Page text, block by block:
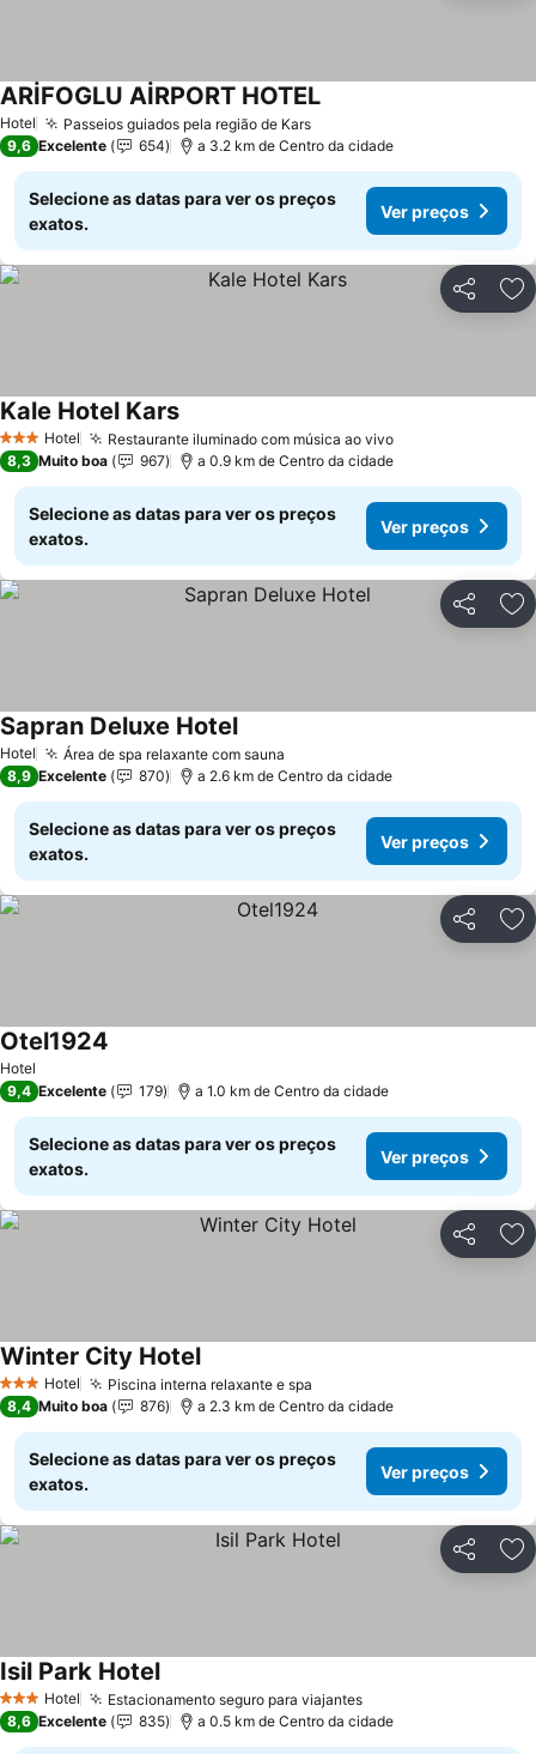
Hotel Passeios guiados pela região de Kars
ARİFOGLU AİRPORT HOTEL
9,6 Excelente 654 a 3.2 km de Centro da cidade
Selecione as datas para ver os preços
exatos.
Ver preços
Partilhar
3 EstrelasHotel Restaurante iluminado com música ao vivo
Kale Hotel Kars
8,3 Muito boa 967 a 0.9 km de Centro da cidade
Selecione as datas para ver os preços
exatos.
Ver preços
Partilhar
Hotel Área de spa relaxante com sauna
Sapran Deluxe Hotel
8,9 Excelente 870 a 2.6 km de Centro da cidade
Selecione as datas para ver os preços
exatos.
Ver preços
Partilhar
Hotel
Otel1924
9,4 Excelente 179 a 1.0 km de Centro da cidade
Selecione as datas para ver os preços
exatos.
Ver preços
Partilhar
3 EstrelasHotel Piscina interna relaxante e spa
Winter City Hotel
8,4 Muito boa 876 a 2.3 km de Centro da cidade
Selecione as datas para ver os preços
exatos.
Ver preços
Partilhar
3 EstrelasHotel Estacionamento seguro para viajantes
Isil Park Hotel
8,6 Excelente 835 a 0.5 km de Centro da cidade